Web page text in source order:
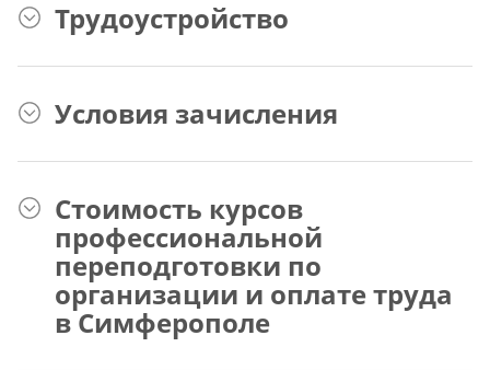
Трудоустройство
Условия зачисления
Стоимость курсов
профессиональной
переподготовки по
организации и оплате труда
в Симферополе